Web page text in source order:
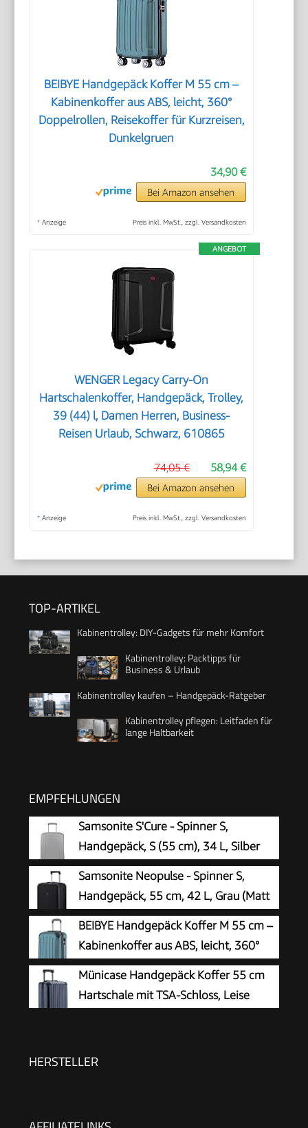
BEIBYE Handgepäck Koffer M 55 cm –
Kabinenkoffer aus ABS, leicht, 360°
Doppelrollen, Reisekoffer für Kurzreisen,
Dunkelgruen
34,90 €
Bei Amazon ansehen
* Anzeige Preis inkl. MwSt., zzgl. Versandkosten
ANGEBOT
WENGER Legacy Carry-On
Hartschalenkoffer, Handgepäck, Trolley,
39 (44) l, Damen Herren, Business-
Reisen Urlaub, Schwarz, 610865
58,94 €
74,05 €
Bei Amazon ansehen
* Anzeige Preis inkl. MwSt., zzgl. Versandkosten
TOP-ARTIKEL
Kabinentrolley: DIY-Gadgets für mehr Komfort
Kabinentrolley: Packtipps für
Business & Urlaub
Kabinentrolley kaufen – Handgepäck-Ratgeber
Kabinentrolley pflegen: Leitfaden für
lange Haltbarkeit
EMPFEHLUNGEN
Samsonite S'Cure - Spinner S,
Handgepäck, S (55 cm), 34 L, Silber
(Silver)
Samsonite Neopulse - Spinner S,
Handgepäck, 55 cm, 42 L, Grau (Matt
Graphite)
BEIBYE Handgepäck Koffer M 55 cm –
Kabinenkoffer aus ABS, leicht, 360°
Doppelrollen, Reisekoffer für
Kurzreisen, Dunkelgruen
Münicase Handgepäck Koffer 55 cm
Hartschale mit TSA-Schloss, Leise
HERSTELLER